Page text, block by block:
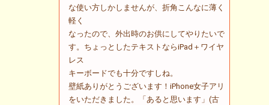
な使い方しかしませんが、折角こんなに薄く
軽く
なったので、外出時のお供にしてやりたいで
す。ちょっとしたテキストならiPad＋ワイヤ
レス
キーボードでも十分ですしね。
壁紙ありがとうございます！iPhone女子アリ
をいただきました。「あると思います」(古